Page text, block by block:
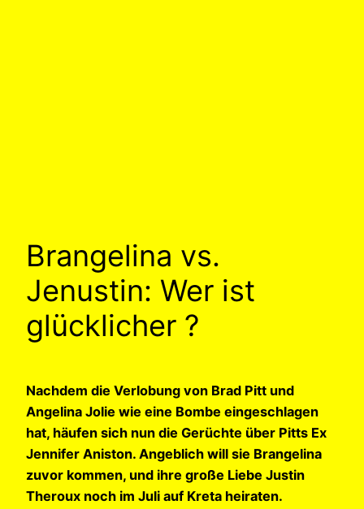
Brangelina vs.
Jenustin: Wer ist
glücklicher ?
Nachdem die Verlobung von Brad Pitt und
Angelina Jolie wie eine Bombe eingeschlagen
hat, häufen sich nun die Gerüchte über Pitts Ex
Jennifer Aniston. Angeblich will sie Brangelina
zuvor kommen, und ihre große Liebe Justin
Theroux noch im Juli auf Kreta heiraten.